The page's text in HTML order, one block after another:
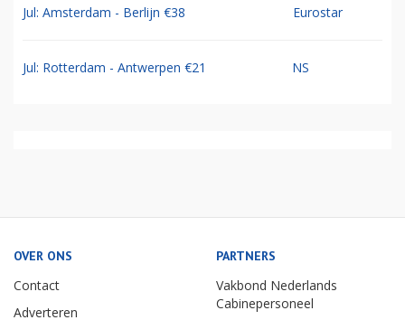
Jul: Amsterdam - Berlijn €38 Eurostar
Jul: Rotterdam - Antwerpen €21 NS
OVER ONS
Contact
Adverteren
PARTNERS
Vakbond Nederlands
Cabinepersoneel